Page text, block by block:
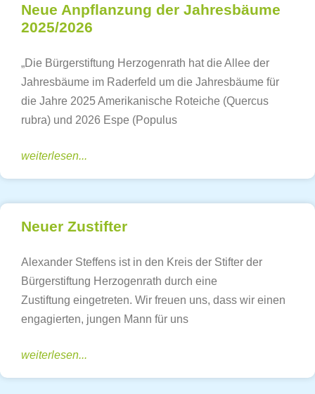
Neue Anpflanzung der Jahresbäume
2025/2026
„Die Bürgerstiftung Herzogenrath hat die Allee der
Jahresbäume im Raderfeld um die Jahresbäume für
die Jahre 2025 Amerikanische Roteiche (Quercus
rubra) und 2026 Espe (Populus
weiterlesen...
Neuer Zustifter
Alexander Steffens ist in den Kreis der Stifter der
Bürgerstiftung Herzogenrath durch eine
Zustiftung eingetreten. Wir freuen uns, dass wir einen
engagierten, jungen Mann für uns
weiterlesen...